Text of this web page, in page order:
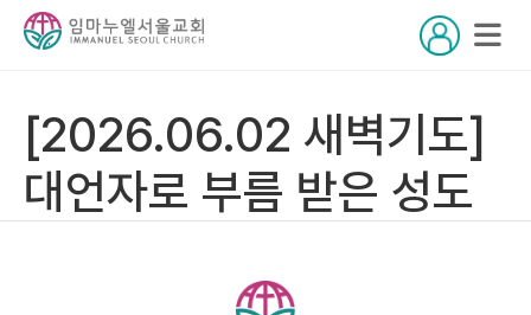
[2026.06.02 새벽기도]
대언자로 부름 받은 성도